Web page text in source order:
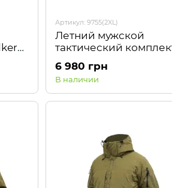
Артикул: 9755(2XL)
Летний мужской
тактический
2в1 Куртка SoftShell с
жилетом Олива
Camotec
6 980 грн
В наличии